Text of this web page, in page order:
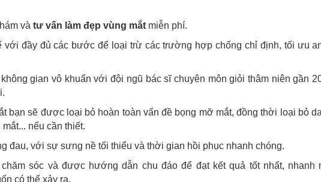
và tư vấn làm đẹp vùng mắt miễn phí.
đầy đủ các bước để loại trừ các trường hợp chống chỉ định, tối ưu
gian vô khuẩn với đội ngũ bác sĩ chuyên môn giỏi thâm niên gần
bạn sẽ được loại bỏ hoàn toàn vấn đề bọng mỡ mắt, đồng thời loại bỏ
nếu cần thiết.
đau, với sự sưng nề tối thiểu và thời gian hồi phục nhanh chóng.
sóc và được hướng dẫn chu đáo để đạt kết quả tốt nhất, nhanh
có thể xảy ra.